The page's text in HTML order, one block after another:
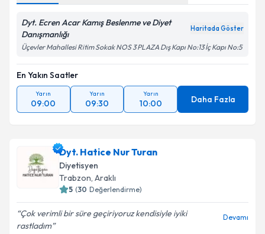
Dyt. Ecren Acar Kamış Beslenme ve Diyet
Danışmanlığı
Haritada Göster
Üçevler Mahallesi Ritim Sokak NOS 3 PLAZA Dış Kapı No:13 İç Kapı No:5
En Yakın Saatler
Yarın
09:00
Yarın
09:30
Yarın
10:00 Daha Fazla
Dyt. Hatice Nur Turan
Diyetisyen
Trabzon, Araklı
5 (30 Değerlendirme)
Çok verimli bir süre geçiriyoruz kendisiyle iyiki
rastladım
Devamı